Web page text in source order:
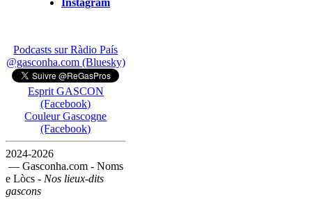
Instagram
Podcasts sur Ràdio País
@gasconha.com (Bluesky)
Esprit GASCON
(Facebook)
Couleur Gascogne
(Facebook)
2024-2026
— Gasconha.com - Noms
e Lòcs - Nos lieux-dits
gascons